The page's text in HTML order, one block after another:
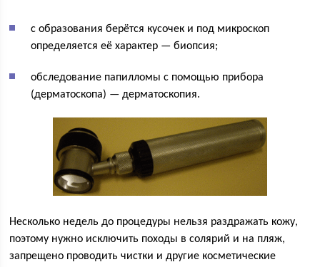
с образования берётся кусочек и под микроскоп
определяется её характер — биопсия;
обследование папилломы с помощью прибора
(дерматоскопа) — дерматоскопия.
Несколько недель до процедуры нельзя раздражать кожу,
поэтому нужно исключить походы в солярий и на пляж,
запрещено проводить чистки и другие косметические